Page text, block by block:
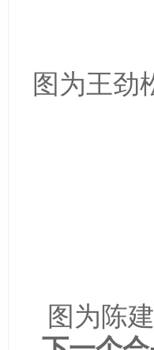
图为王劲
图为陈